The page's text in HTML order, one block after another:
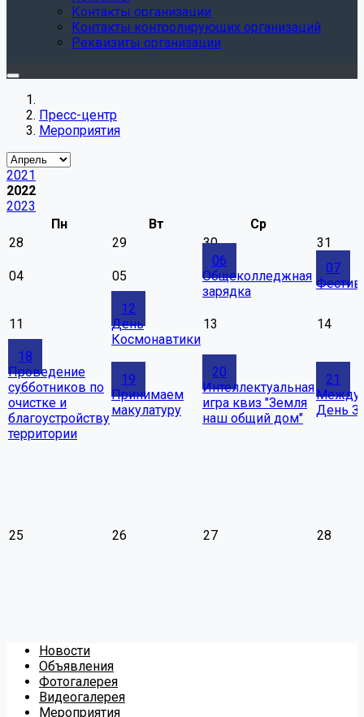
Контакты организации
Контакты контролирующих организаций
Реквизиты организации
Пресс-центр
Мероприятия
2021
2022
2023
Пн
Вт Ср
28
29 30 31
04 05
06
Общеколледжная
зарядка
07
11
12
День
Космонавтики
13 14
18
Проведение
субботников по
очистке и
благоустройству
территории
19
Принимаем
макулатуру
20
Интеллектуальная
игра квиз "Земля
наш общий дом"
21
День
25 26 27 28
Новости
Объявления
Фотогалерея
Видеогалерея
Мероприятия